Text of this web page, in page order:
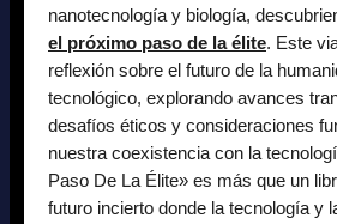
nanotecnología y biología,
el próximo paso de la élite. Este
reflexión sobre el futuro de la
tecnológico, explorando avances
desafíos éticos y consideraciones
nuestra coexistencia con la
Paso De La Élite» es más que un
futuro incierto donde la tecnología y